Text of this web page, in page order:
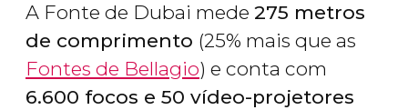
A Fonte de Dubai mede 275 metros
de comprimento (25% mais que as
Fontes de Bellagio) e conta com
6.600 focos e 50 vídeo-projetores